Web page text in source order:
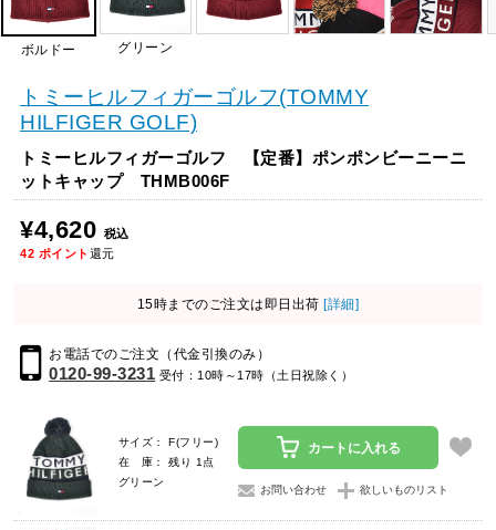
ボルドー グリーン
トミーヒルフィガーゴルフ(TOMMY
HILFIGER GOLF)
トミーヒルフィガーゴルフ 【定番】ポンポンビーニーニ
ットキャップ THMB006F
¥4,620 税込
42 ポイント 還元
15時までのご注文は即日出荷 [詳細]
お電話でのご注文（代金引換のみ）
0120-99-3231 受付：10時～17時（土日祝除く）
サイズ： F(フリー)
在 庫： 残り 1点
グリーン
カートに入れる
お問い合わせ 欲しいものリスト